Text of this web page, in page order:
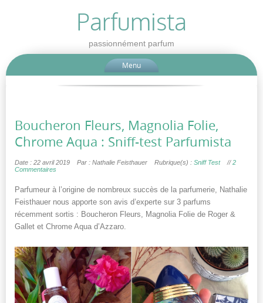
Parfumista
passionnément parfum
Menu
Boucheron Fleurs, Magnolia Folie,
Chrome Aqua : Sniff-test Parfumista
Date : 22 avril 2019 Par : Nathalie Feisthauer Rubrique(s) : Sniff Test //2
Commentaires
Parfumeur à l’origine de nombreux succès de la parfumerie, Nathalie
Feisthauer nous apporte son avis d’experte sur 3 parfums
récemment sortis : Boucheron Fleurs, Magnolia Folie de Roger &
Gallet et Chrome Aqua d’Azzaro.